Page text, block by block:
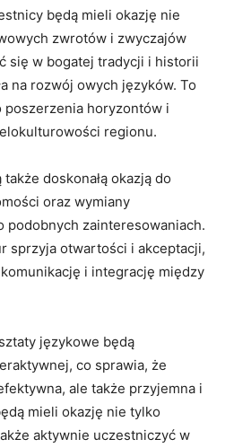
będą ⁤mieli ⁢okazję nie
zwrotów i zwyczajów
się⁤ w bogatej⁤ tradycji i historii
na ​rozwój⁣ owych języków. To
poszerzenia horyzontów i‌
‌regionu.
doskonałą ⁤okazją do
​oraz wymiany
podobnych zainteresowaniach.⁤
sprzyja otwartości i⁢ akceptacji,
i integrację ⁣między‍
językowe‌ będą
co sprawia, że
ale także przyjemna‌ i
‍mieli ​okazję nie‌ tylko
aktywnie⁤ uczestniczyć w